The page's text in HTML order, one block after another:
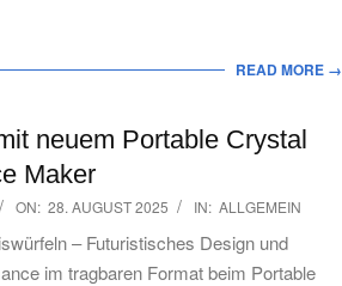
READ MORE →
neuem Portable Crystal
Maker
ON: 28. AUGUST 2025 IN: ALLGEMEIN
– Futuristisches Design und
im tragbaren Format beim Portable